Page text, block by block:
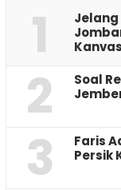
1
Jelang
Kanvas
2
‎Soal
3
Faris
Persik